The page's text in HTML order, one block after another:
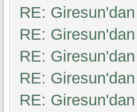
RE:
RE:
RE:
RE:
RE: